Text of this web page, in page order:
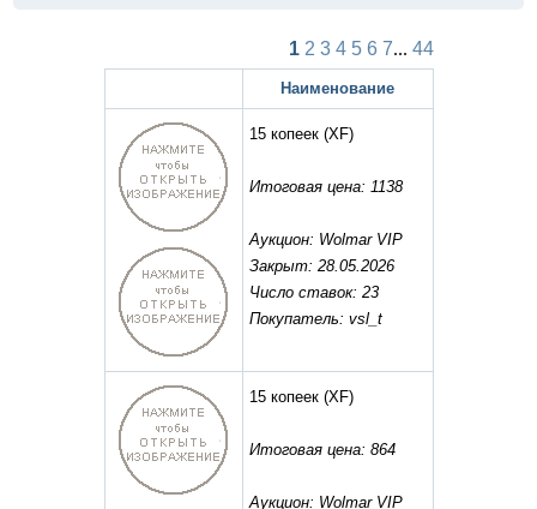
1 2 3 4 5 6 7... 44
Наименование
15 копеек(XF)
Итоговая цена: 1138
Аукцион: Wolmar VIP
Закрыт: 28.05.2026
Число ставок: 23
Покупатель: vsl_t
15 копеек(XF)
Итоговая цена: 864
Аукцион: Wolmar VIP